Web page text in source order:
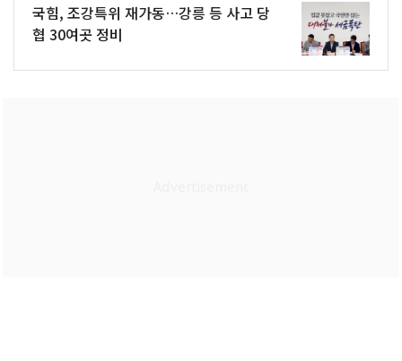
국힘, 조강특위 재가동…강릉 등 사고 당
협 30여곳 정비